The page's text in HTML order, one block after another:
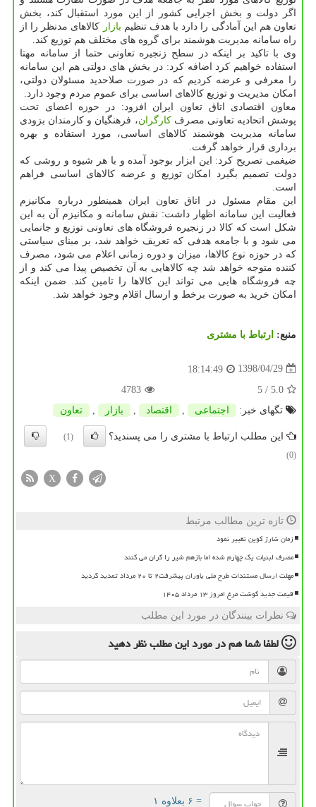
اگر دولت و بخش اجرایی كشور از این مورد استقبال كند، بخش
تعاون هم این آمادگی را دارد با هدف تنظیم بازار كالاهای مدنظر را از
راه سامانه مدیریت هوشمند برای گروه های مختلف هم توزیع كند.
وی با تاكید بر اینكه در سطح زنجیره تعاونی حتما از سامانه مهتا
استفاده خواهیم كرد اضافه كرد: در بخش های دولتی هم این سامانه
را معرفی و عرضه كردیم كه در صورت صلاحدید مسئولان دولتی،
امكان مدیریت و توزیع كالاهای اساسی برای عموم مردم وجود دارد.
معاون اقتصادی اتاق تعاون ایران افزود: در حوزه اعضای تحت
پوشش اتحادیه تعاونی مصرفكارگران، فرهنگیان و كارمندان بزودی
سامانه مدیریت هوشمند كالاهای اساسی، مورد استفاده و بهره
برداری قرار خواهد گرفت.
ضیغمی تصریح كرد: این ابزار بوجود آمده و با هر شیوه و روشی كه
دولت تصمیم بگیرد امكان توزیع و عرضه كالاهای اساسی فراهم
است.
این مقام مسئول در اتاق تعاون ایران همینطور درباره مكانیزم
فعالیت این سامانه اظهار داشت: نقش سامانه و مكانیزم آن به این
شكل است كه كالا در زنجیره فروشگاه های تعاونی توزیع و جانمایی
می شود و با جامعه هدفی كه تعریف خواهد شد، بر مبنای سیاستی
كه در حوزه نوع كالاها، میزان و دوره زمانی اعلام می شود، مصرف
كننده متوجه خواهد شد چه كالاهایی به آن تخصیص پیدا می كند و از
چه فروشگاه هایی می تواند این كالاها را تامین كند. ضمن اینكه
امكان خرید به صورت برخط و ارسال اقلام وجود خواهد شد.
منبع: ارتباط با مشتری
1398/04/29
18:14:49
5.0
/ 5
4783
تگهای خبر:
اجتماعی , اقتصاد , بازار , تعاون
این مطلب ارتباط با مشتری را می پسندید؟
(1)
(0)
X
تازه ترین مطالب مرتبط
زمان شارژ کوپن تغییر نمود
مصرف لبنیات یک چهارم شده اما بازهم شیر را گران می کنند
مهلت ارسال مستندات طرح ملی یاوران پیشرفت۲ تا ۲۰ مرداد تمدید گردید
قیمت جدید گوشت مرغ امروز ۱۳ مرداد ۱۴۰۵
نظرات بینندگان در مورد این مطلب
لطفا شما همدر مورد این مطلبنظر دهید
= ۶ بعلاوه ۱